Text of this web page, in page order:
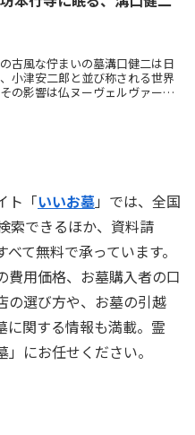
古風な佇まいの墓溝口健二は日
小津安二郎と並び称される世界
の影響は仏ヌーヴェルヴァーグ
ト「いいお墓」では、全国
索できるほか、資料請
て無料で承っています。
費用価格、お墓購入者の口
の選び方や、お墓の引越
に関する情報も満載。霊
にお任せください。